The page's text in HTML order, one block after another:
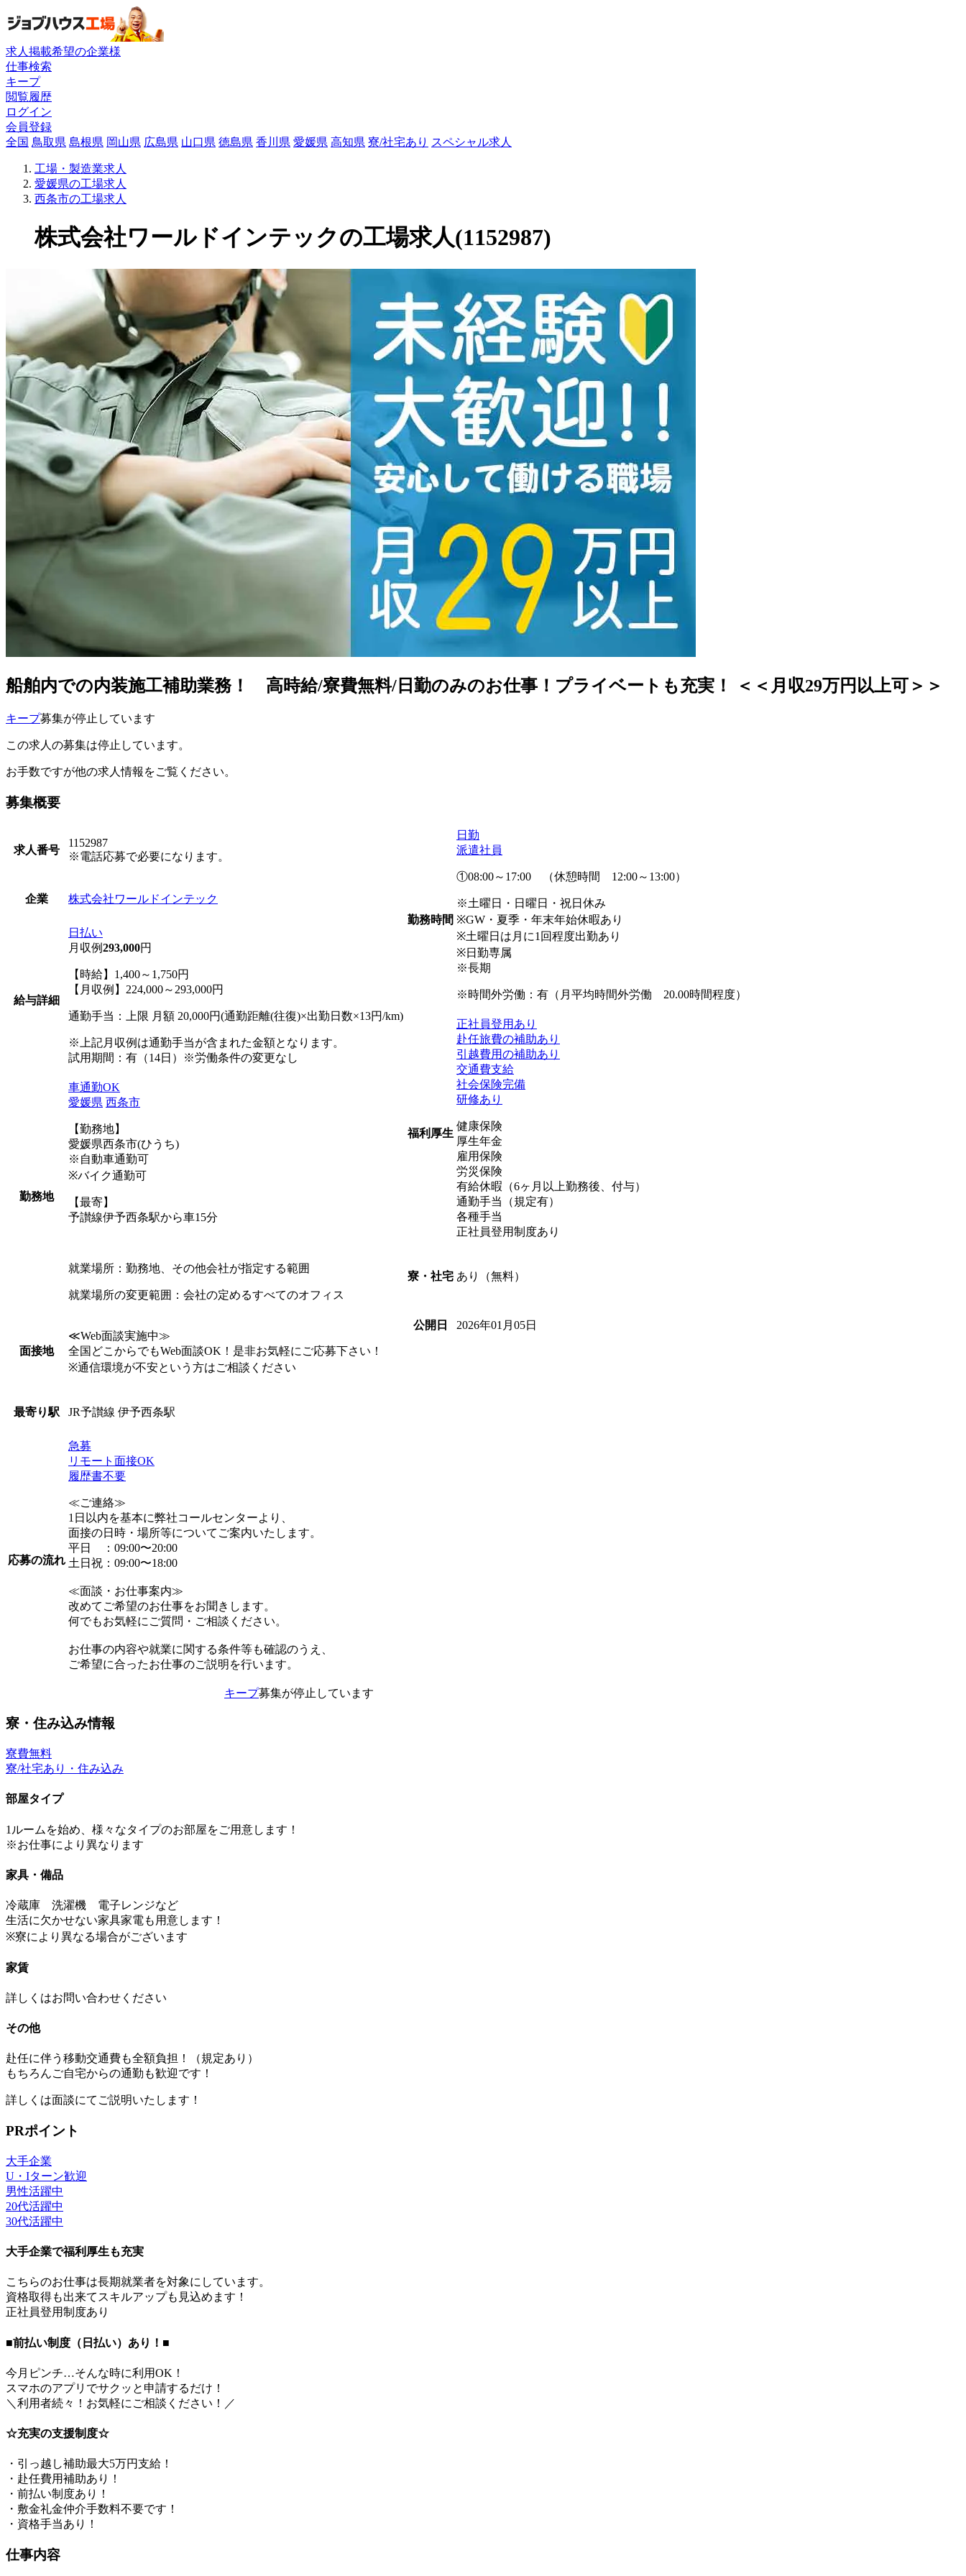
求人掲載希望の企業様
仕事検索
キープ
閲覧履歴
ログイン
会員登録
全国 鳥取県 島根県 岡山県 広島県 山口県 徳島県 香川県 愛媛県 高知県 寮/社宅あり スペシャル求人
工場・製造業求人
愛媛県の工場求人
西条市の工場求人
株式会社ワールドインテックの工場求人(1152987)
船舶内での内装施工補助業務！ 高時給/寮費無料/日勤のみのお仕事！プライベートも充実！ ＜＜月収29万円以上可＞＞
キープ募集が停止しています
この求人の募集は停止しています。
お手数ですが他の求人情報をご覧ください。
募集概要
求人番号
1152987
※電話応募で必要になります。
企業 株式会社ワールドインテック
給与詳細
日払い
月収例293,000円
【時給】1,400～1,750円
【月収例】224,000～293,000円
通勤手当：上限 月額 20,000円(通勤距離(往復)×出勤日数×13円/km)
※上記月収例は通勤手当が含まれた金額となります。
試用期間：有（14日）※労働条件の変更なし
勤務地
車通勤OK
愛媛県 西条市
【勤務地】
愛媛県西条市(ひうち)
※自動車通勤可
※バイク通勤可
【最寄】
予讃線伊予西条駅から車15分
就業場所：勤務地、その他会社が指定する範囲
就業場所の変更範囲：会社の定めるすべてのオフィス
面接地
≪Web面談実施中≫
全国どこからでもWeb面談OK！是非お気軽にご応募下さい！
※通信環境が不安という方はご相談ください
最寄り駅 JR予讃線 伊予西条駅
応募の流れ
急募
リモート面接OK
履歴書不要
≪ご連絡≫
1日以内を基本に弊社コールセンターより、
面接の日時・場所等についてご案内いたします。
平日 ：09:00〜20:00
土日祝：09:00〜18:00
≪面談・お仕事案内≫
改めてご希望のお仕事をお聞きします。
何でもお気軽にご質問・ご相談ください。
お仕事の内容や就業に関する条件等も確認のうえ、
ご希望に合ったお仕事のご説明を行います。
勤務時間
日勤
派遣社員
①08:00～17:00 （休憩時間 12:00～13:00）
※土曜日・日曜日・祝日休み
※GW・夏季・年末年始休暇あり
※土曜日は月に1回程度出勤あり
※日勤専属
※長期
※時間外労働：有（月平均時間外労働 20.00時間程度）
福利厚生
正社員登用あり
赴任旅費の補助あり
引越費用の補助あり
交通費支給
社会保険完備
研修あり
健康保険
厚生年金
雇用保険
労災保険
有給休暇（6ヶ月以上勤務後、付与）
通勤手当（規定有）
各種手当
正社員登用制度あり
寮・社宅 あり（無料）
公開日 2026年01月05日
キープ募集が停止しています
寮・住み込み情報
寮費無料
寮/社宅あり・住み込み
部屋タイプ
1ルームを始め、様々なタイプのお部屋をご用意します！
※お仕事により異なります
家具・備品
冷蔵庫 洗濯機 電子レンジなど
生活に欠かせない家具家電も用意します！
※寮により異なる場合がございます
家賃
詳しくはお問い合わせください
その他
赴任に伴う移動交通費も全額負担！（規定あり）
もちろんご自宅からの通勤も歓迎です！
詳しくは面談にてご説明いたします！
PRポイント
大手企業
U・Iターン歓迎
男性活躍中
20代活躍中
30代活躍中
大手企業で福利厚生も充実
こちらのお仕事は長期就業者を対象にしています。
資格取得も出来てスキルアップも見込めます！
正社員登用制度あり
■前払い制度（日払い）あり！■
今月ピンチ…そんな時に利用OK！
スマホのアプリでサクッと申請するだけ！
＼利用者続々！お気軽にご相談ください！／
☆充実の支援制度☆
・引っ越し補助最大5万円支給！
・赴任費用補助あり！
・前払い制度あり！
・敷金礼金仲介手数料不要です！
・資格手当あり！
仕事内容